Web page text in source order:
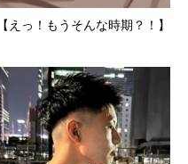
【えっ！もうそんな時期？！】